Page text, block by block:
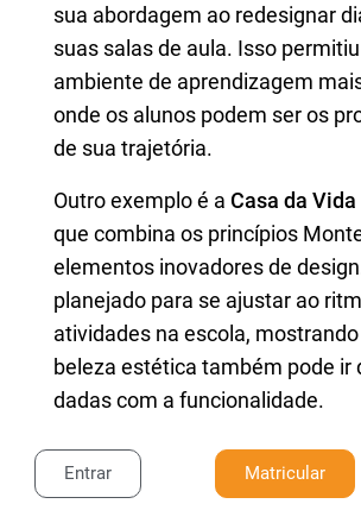
sua abordagem ao redesignar
suas salas de aula. Isso
ambiente de aprendizagem
onde os alunos podem ser os
de sua trajetória.
Outro exemplo é a Casa da
que combina os princípios
elementos inovadores de
planejado para se ajustar ao
atividades na escola,
beleza estética também pode ir
dadas com a funcionalidade.
Esses exemplos mostram que a
modelo
Montessori
vai além da
Entrar Matricular